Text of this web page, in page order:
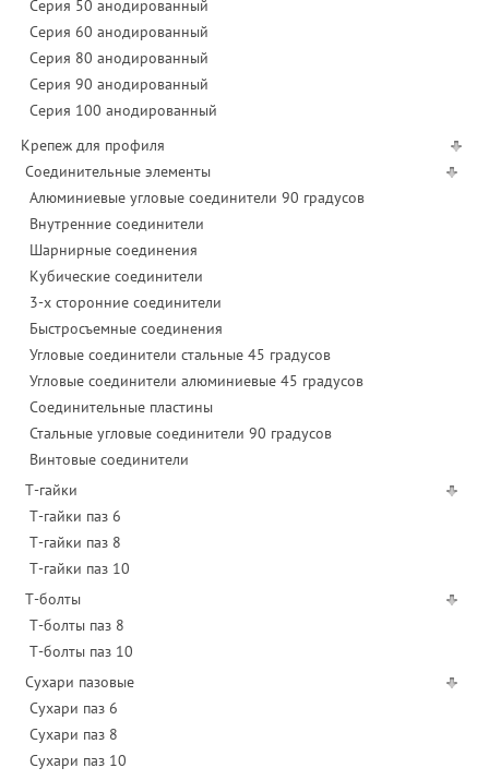
Серия 50 анодированный
Серия 60 анодированный
Серия 80 анодированный
Серия 90 анодированный
Серия 100 анодированный
Крепеж для профиля
Соединительные элементы
Алюминиевые угловые соединители 90 градусов
Внутренние соединители
Шарнирные соединения
Кубические соединители
3-х сторонние соединители
Быстросъемные соединения
Угловые соединители стальные 45 градусов
Угловые соединители алюминиевые 45 градусов
Соединительные пластины
Стальные угловые соединители 90 градусов
Винтовые соединители
Т-гайки
Т-гайки паз 6
Т-гайки паз 8
Т-гайки паз 10
Т-болты
Т-болты паз 8
Т-болты паз 10
Сухари пазовые
Сухари паз 6
Сухари паз 8
Сухари паз 10